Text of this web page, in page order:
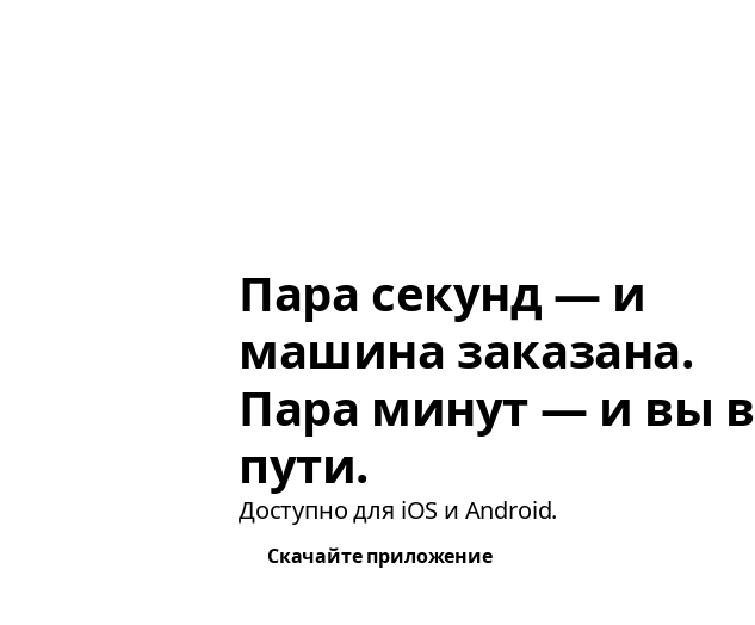
Пара секунд — и
машина заказана.
Пара минут — и вы в
пути.
Доступно для iOS и Android.
Скачайте приложение